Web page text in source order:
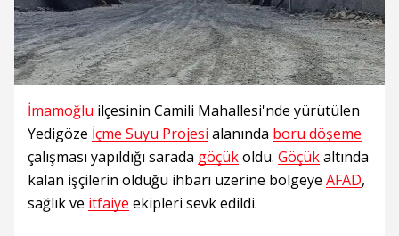
İmamoğlu ilçesinin Camili Mahallesi'nde yürütülen
Yedigöze İçme Suyu Projesi alanında boru döşeme
çalışması yapıldığı sarada göçükoldu. Göçükaltında
kalan işçilerin olduğu ihbarı üzerine bölgeye AFAD,
sağlık ve itfaiye ekipleri sevk edildi.